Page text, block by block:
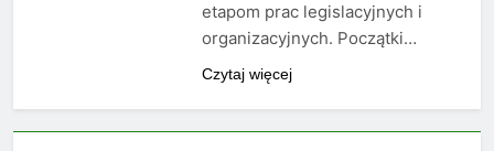
etapom prac legislacyjnych i
organizacyjnych. Początki…
Czytaj więcej